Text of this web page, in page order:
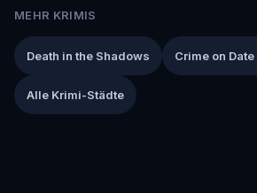
MEHR KRIMIS
Death in the Shadows Crime on
Alle Krimi-Städte